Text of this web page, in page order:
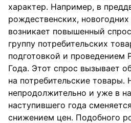
характер. Например, в
рождественских,
возникает повышенный
группу потребительских
подготовкой и проведением
Года. Этот спрос вызывает
на потребительские товары.
непродолжительно и уже в
наступившего года
снижением цен. Подобного